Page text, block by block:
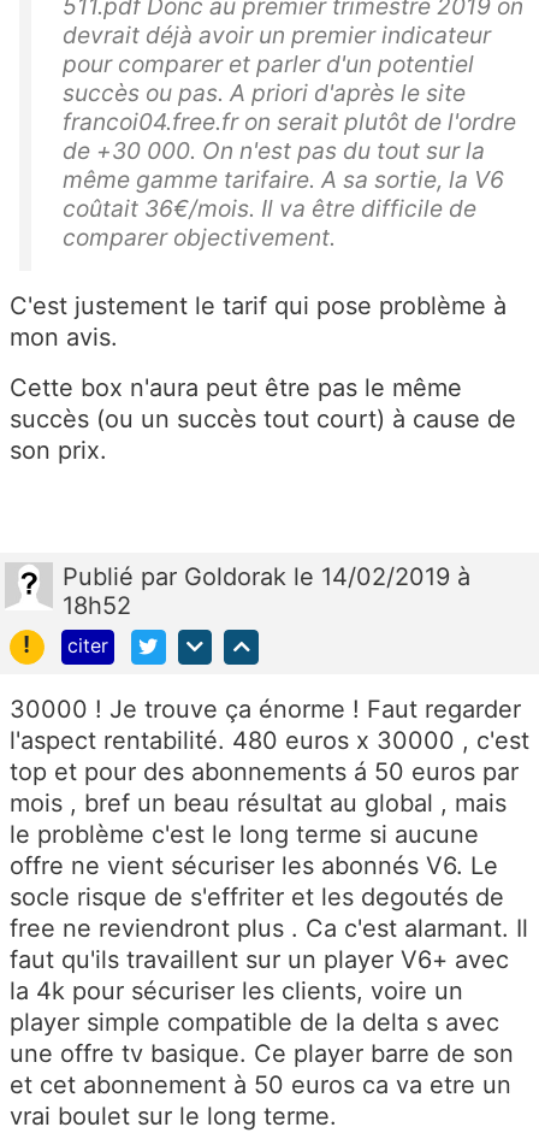
511.pdf Donc au premier trimestre 2019 on
devrait déjà avoir un premier indicateur
pour comparer et parler d'un potentiel
succès ou pas. A priori d'après le site
francoi04.free.fr on serait plutôt de l'ordre
de +30 000. On n'est pas du tout sur la
même gamme tarifaire. A sa sortie, la V6
coûtait 36€/mois. Il va être difficile de
comparer objectivement.
C'est justement le tarif qui pose problème à
mon avis.
Cette box n'aura peut être pas le même
succès (ou un succès tout court) à cause de
son prix.
Publié par Goldorak le 14/02/2019 à
18h52
!
citer
30000 ! Je trouve ça énorme ! Faut regarder
l'aspect rentabilité. 480 euros x 30000 , c'est
top et pour des abonnements á 50 euros par
mois , bref un beau résultat au global , mais
le problème c'est le long terme si aucune
offre ne vient sécuriser les abonnés V6. Le
socle risque de s'effriter et les degoutés de
free ne reviendront plus . Ca c'est alarmant. Il
faut qu'ils travaillent sur un player V6+ avec
la 4k pour sécuriser les clients, voire un
player simple compatible de la delta s avec
une offre tv basique. Ce player barre de son
et cet abonnement à 50 euros ca va etre un
vrai boulet sur le long terme.